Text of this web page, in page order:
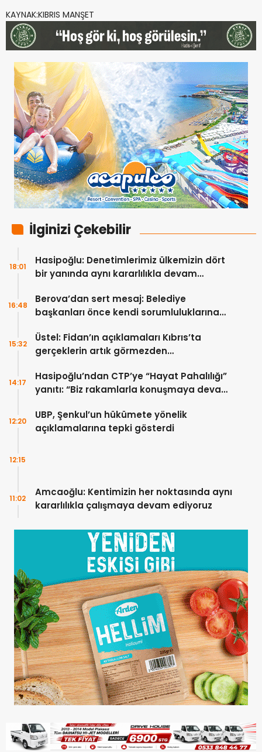
KAYNAK:KIBRIS MANŞET
İlginizi Çekebilir
Hasipoğlu: Denetimlerimiz ülkemizin dört
bir yanında aynı kararlılıkla devam
18:01
Berova’dan sert mesaj: Belediye
başkanları önce kendi sorumluluklarına
16:48
Üstel: Fidan’ın açıklamaları Kıbrıs’ta
gerçeklerin artık görmezden
15:32
Hasipoğlu’ndan CTP’ye “Hayat Pahalılığı”
yanıtı: “Biz rakamlarla konuşmaya devam
14:17
UBP, Şenkul’un hükümete yönelik
açıklamalarına tepki gösterdi
12:20
12:15
Amcaoğlu: Kentimizin her noktasında aynı
kararlılıkla çalışmaya devam ediyoruz
11:02